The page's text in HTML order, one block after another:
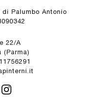
Palumbo Antonio
22/A
(Parma)